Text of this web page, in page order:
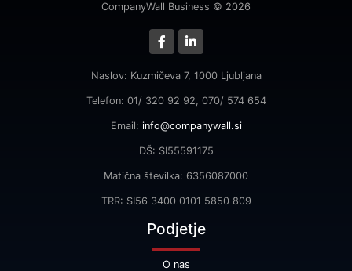
CompanyWall Business © 2026
Naslov: Kuzmičeva 7, 1000 Ljubljana
Telefon: 01/ 320 92 92, 070/ 574 654
Email: info@companywall.si
DŠ: SI55591175
Matična številka: 6356087000
TRR: SI56 3400 0101 5850 809
Podjetje
O nas